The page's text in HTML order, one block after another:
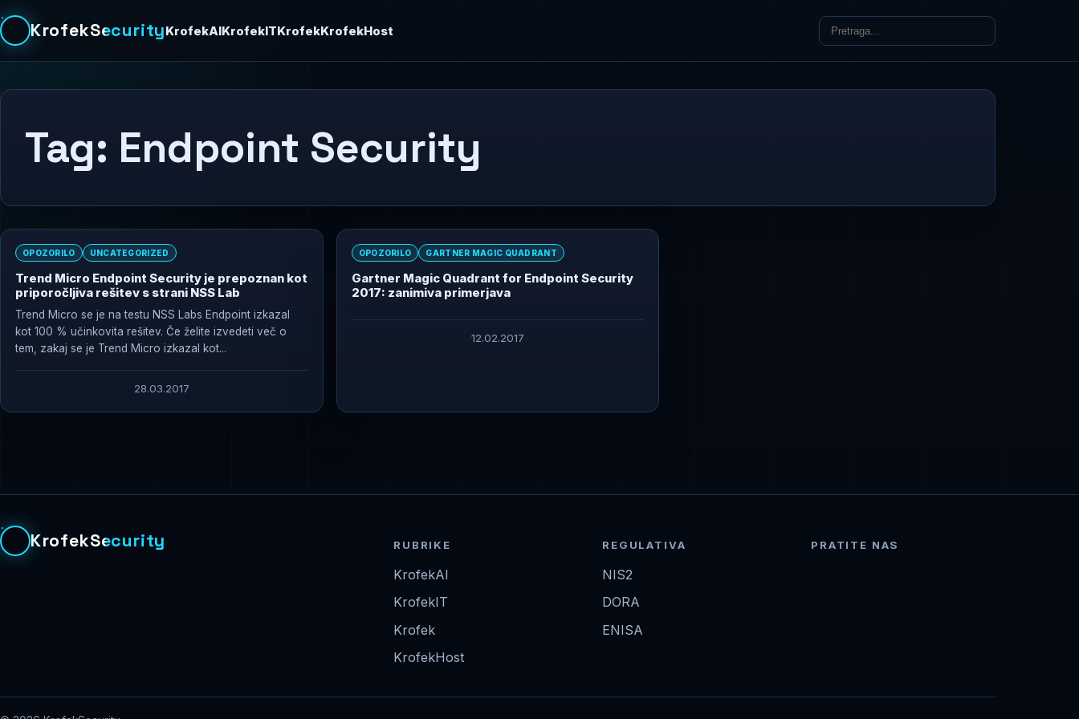
KrofekSecurityKrofekAIKrofekITKrofekKrofekHost
Tag: Endpoint Security
OPOZORILO UNCATEGORIZED
Trend Micro Endpoint Security je prepoznan kot
priporočljiva rešitev s strani NSS Lab
Trend Micro se je na testu NSS Labs Endpoint izkazal
kot 100 % učinkovita rešitev. Če želite izvedeti več o
tem, zakaj se je Trend Micro izkazal kot...
28.03.2017
OPOZORILO GARTNER MAGIC QUADRANT
Gartner Magic Quadrant for Endpoint Security
2017: zanimiva primerjava
12.02.2017
KrofekSecurity RUBRIKE
KrofekAI
KrofekIT
Krofek
KrofekHost
REGULATIVA
NIS2
DORA
ENISA
PRATITE NAS